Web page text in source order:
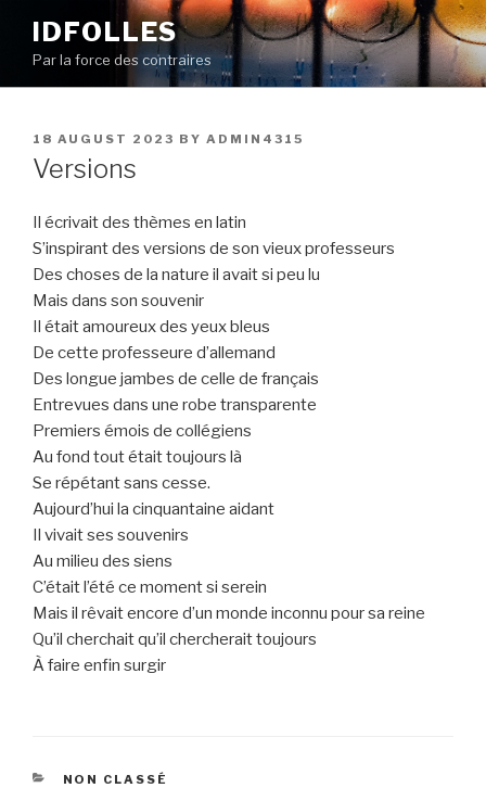
content
IDFOLLES
Par la force des contraires
POSTED
ON
18 AUGUST 2023 BY ADMIN4315
Versions
Il écrivait des thèmes en latin
S’inspirant des versions de son vieux professeurs
Des choses de la nature il avait si peu lu
Mais dans son souvenir
Il était amoureux des yeux bleus
De cette professeure d’allemand
Des longue jambes de celle de français
Entrevues dans une robe transparente
Premiers émois de collégiens
Au fond tout était toujours là
Se répétant sans cesse.
Aujourd’hui la cinquantaine aidant
Il vivait ses souvenirs
Au milieu des siens
C’était l’été ce moment si serein
Mais il rêvait encore d’un monde inconnu pour sa reine
Qu’il cherchait qu’il chercherait toujours
À faire enfin surgir
CATEGORIES
NON CLASSÉ